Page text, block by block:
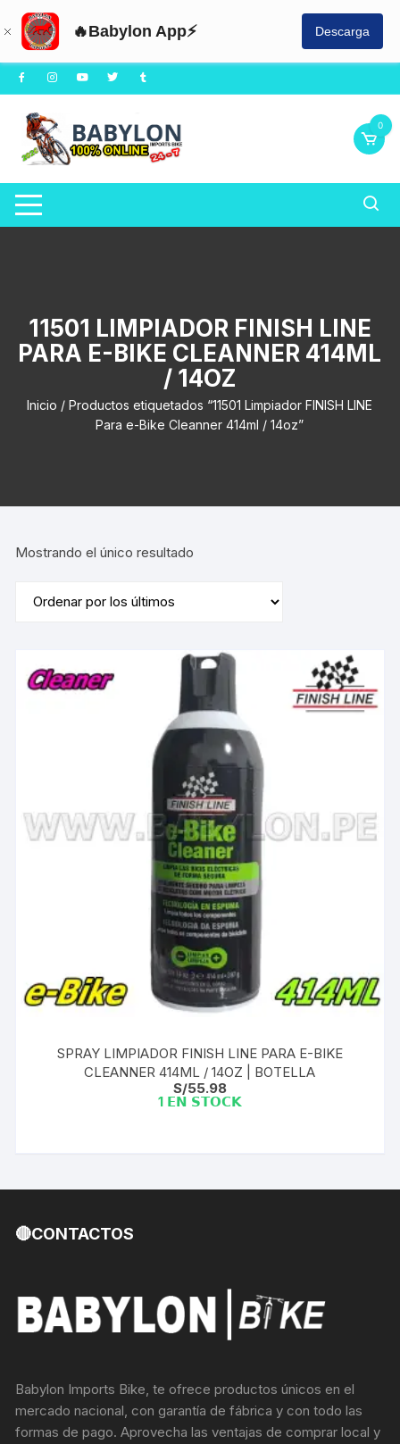
🔥Babylon App⚡ Descarga
Saltar
al
contenido
0
11501 LIMPIADOR FINISH LINE
PARA E-BIKE CLEANNER 414ML
/ 14OZ
Inicio / Productos etiquetados “11501 Limpiador FINISH LINE
Para e-Bike Cleanner 414ml / 14oz”
Mostrando el único resultado
SPRAY LIMPIADOR FINISH LINE PARA E-BIKE
CLEANNER 414ML / 14OZ | BOTELLA
S/55.98
1 𝗘𝗡 𝗦𝗧𝗢𝗖𝗞
🔴CONTACTOS
Babylon Imports Bike, te ofrece productos únicos en el
mercado nacional, con garantía de fábrica y con todo las
formas de pago. Aprovecha las ventajas de comprar local y